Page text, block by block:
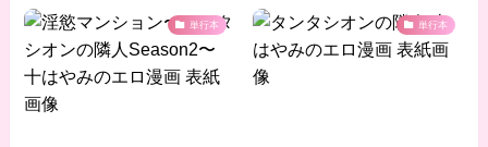
単行本 単行本